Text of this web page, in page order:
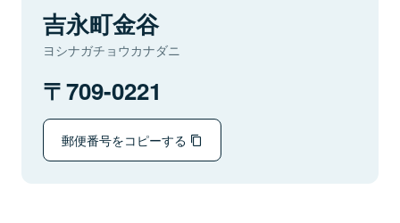
吉永町金谷
ヨシナガチョウカナダニ
709-0221
郵便番号をコピーする